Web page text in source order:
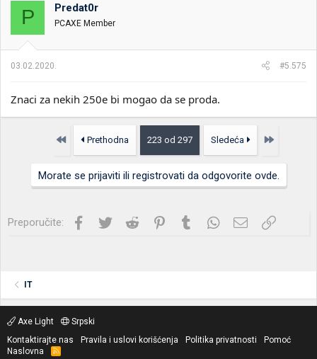
P Predat0r
PCAXE Member
03.02.2020. #5.575
Znaci za nekih 250e bi mogao da se proda.
Prvo Prethodna 223 od 297 Sledeća Poslednja
Morate se prijaviti ili registrovati da odgovorite ovde.
Preporučite: Facebook
Twitter Reddit PinterestTumblrWhatsApp
Imejl Link
IT
Axe Light
Srpski
Kontaktirajte nas
Pravila i uslovi korišćenja Politika privatnosti
Pomoć
Naslovna
R